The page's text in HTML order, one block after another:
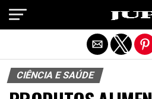
CIÊNCIA E SAÚDE
Exit mobile